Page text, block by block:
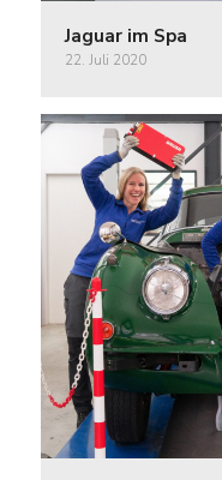
Jaguar im Spa
22. Juli 2020